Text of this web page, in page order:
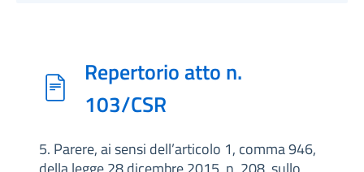
Repertorio atto n.
103/CSR
5. Parere, ai sensi dell’articolo 1, comma 946,